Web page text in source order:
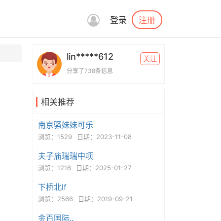
登录 注册
lin*****612
分享了738条信息
关注
相关推荐
南京骚妹妹可乐
浏览：1529 日期：2023-11-08
夫子庙瑞瑞中项
浏览：1216 日期：2025-01-27
下桥北lf
浏览：2566 日期：2019-09-21
金百国际..